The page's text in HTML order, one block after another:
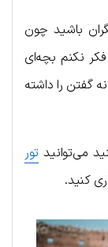
باشید چون
نکنم بچه‌ای
گفتن را داشته
می‌توانید تور
کنید.